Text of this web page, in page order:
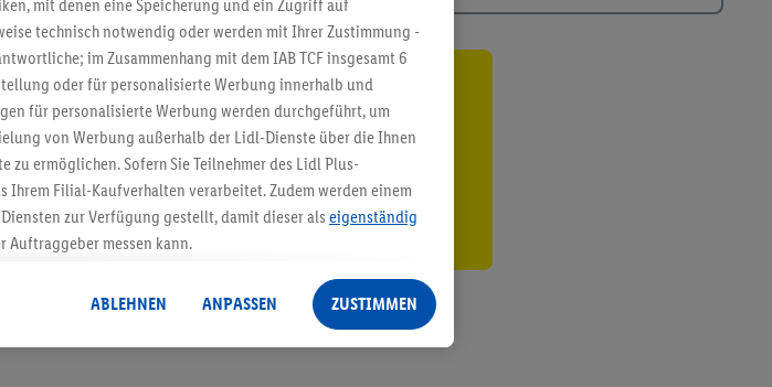
€ Versand sparen³²ᵃ
Jetzt zum Newsletter anmelden
Gutschein sichern!
mit denen eine Speicherung und ein Zugriff auf
technisch notwendig oder werden mit Ihrer Zustimmung -
im Zusammenhang mit dem IAB TCF insgesamt 6
oder für personalisierte Werbung innerhalb und
für personalisierte Werbung werden durchgeführt, um
von Werbung außerhalb der Lidl-Dienste über die Ihnen
ermöglichen. Sofern Sie Teilnehmer des Lidl Plus-
Ihrem Filial-Kaufverhalten verarbeitet. Zudem werden einem
zur Verfügung gestellt, damit dieser als eigenständig
Auftraggeber messen kann.
von Daten (z.B. über Ihre Nutzung der Lidl-Dienste, Ihr
Kundenkonto - z.B. Alter oder Geschlecht - sowie Ihre
und Lidl-Dienste hinweg einschließlich dem Speichern von
ABLEHNEN ANPASSEN ZUSTIMMEN